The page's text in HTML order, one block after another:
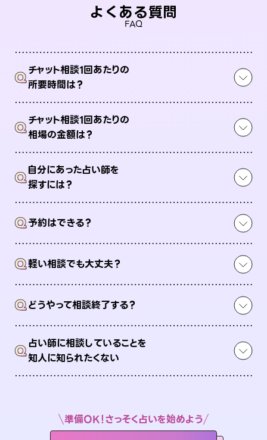
よくある質問
FAQ
Qチャット相談1回あたりの
所要時間は？
Qチャット相談1回あたりの
相場の金額は？
Q自分にあった占い師を
探すには？
Q予約はできる？
Q軽い相談でも大丈夫？
Qどうやって相談終了する？
Q占い師に相談していることを
知人に知られたくない
準備OK！さっそく占いを始めよう